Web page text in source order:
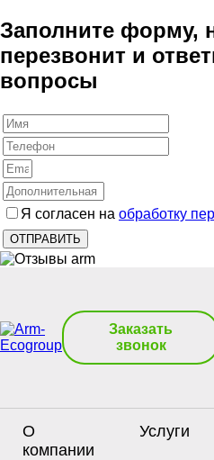
Заполните форму,
перезвонит и
вопросы
Я согласен на обработку
Заказать
звонок
О
компании
Услуги